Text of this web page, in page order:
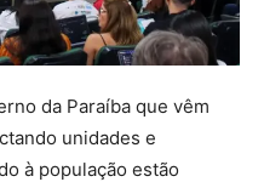
da Paraíba que vêm
unidades e
à população estão